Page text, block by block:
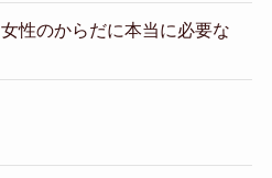
性のからだに本当に必要な